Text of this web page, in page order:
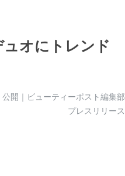
オにトレンド
公開｜ビューティーポスト編集部
プレスリリース